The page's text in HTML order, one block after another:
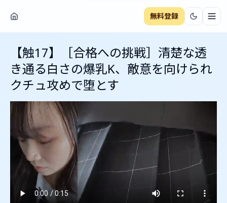
無料登録 ナビ
【触17】［合格への挑戦］清楚な透
き通る白さの爆乳K、敵意を向けられ
クチュ攻めで堕とす